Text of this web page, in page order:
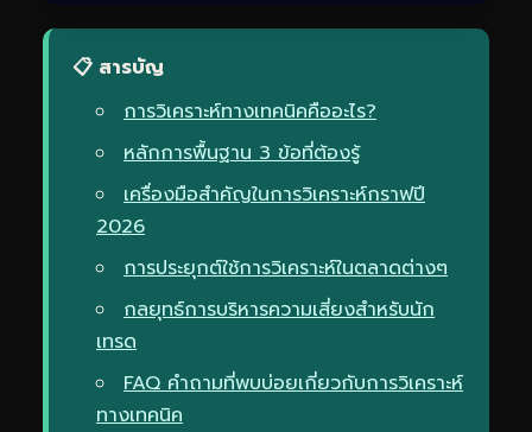
📋 สารบัญ
การวิเคราะห์ทางเทคนิคคืออะไร?
หลักการพื้นฐาน 3 ข้อที่ต้องรู้
เครื่องมือสำคัญในการวิเคราะห์กราฟปี
2026
การประยุกต์ใช้การวิเคราะห์ในตลาดต่างๆ
กลยุทธ์การบริหารความเสี่ยงสำหรับนัก
เทรด
FAQ คำถามที่พบบ่อยเกี่ยวกับการวิเคราะห์
ทางเทคนิค